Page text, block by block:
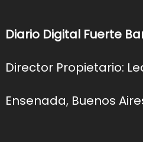
Diario Digital Fuerte
Director Propietario:
Ensenada, Buenos